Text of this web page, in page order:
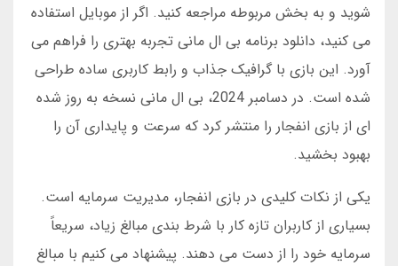
شوید و به بخش مربوطه مراجعه کنید. اگر از موبایل استفاده
می کنید، دانلود برنامه بی ال مانی تجربه بهتری را فراهم می
آورد. این بازی با گرافیک جذاب و رابط کاربری ساده طراحی
شده است. در دسامبر 2024، بی ال مانی نسخه به روز شده
ای از بازی انفجار را منتشر کرد که سرعت و پایداری آن را
بهبود بخشید.
یکی از نکات کلیدی در بازی انفجار، مدیریت سرمایه است.
بسیاری از کاربران تازه کار با شرط بندی مبالغ زیاد، سریعاً
سرمایه خود را از دست می دهند. پیشنهاد می کنیم با مبالغ